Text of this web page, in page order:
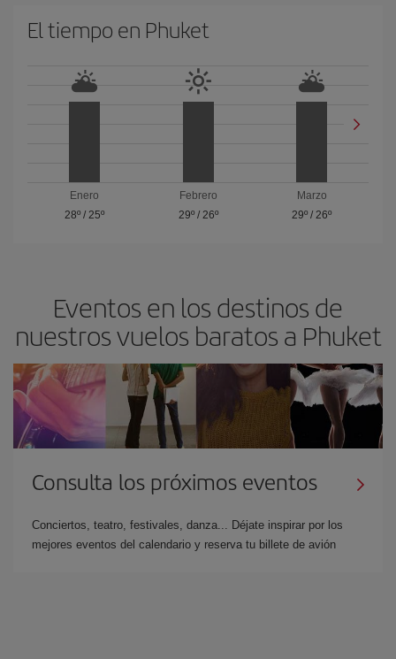
El tiempo en Phuket
Enero
28º/ 25º
Febrero
29º/ 26º
Marzo
29º /26º
Eventos en los destinos de
nuestros vuelos baratos a Phuket
Consulta los próximos eventos
Conciertos, teatro, festivales, danza... Déjate inspirar por los
mejores eventos del calendario y reserva tu billete de avión